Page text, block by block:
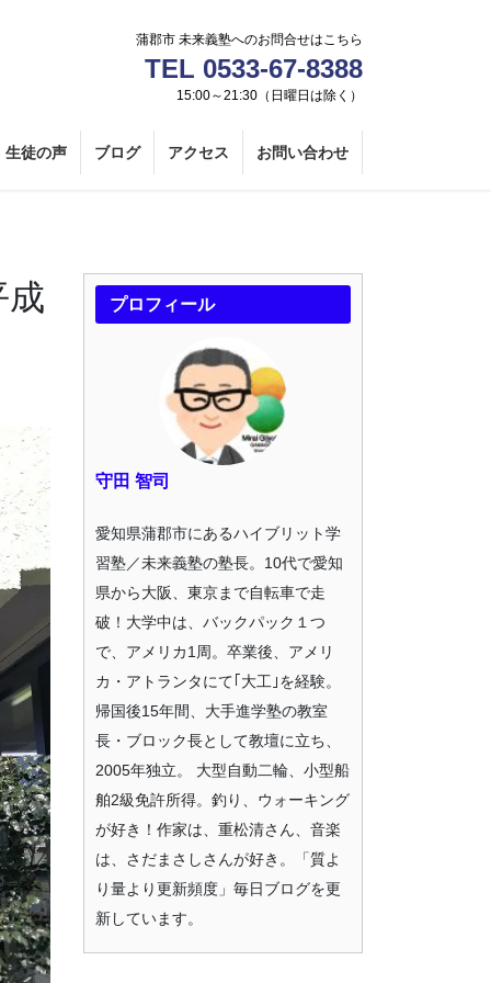
蒲郡市 未来義塾へのお問合せはこちら
TEL 0533-67-8388
15:00～21:30（日曜日は除く）
生徒の声 ブログ アクセス お問い合わせ
成 プロフィール
守田 智司
愛知県蒲郡市にあるハイブリット学
習塾／未来義塾の塾長。10代で愛知
県から大阪、東京まで自転車で走
破！大学中は、バックパック１つ
で、アメリカ1周。卒業後、アメリ
カ・アトランタにて｢大工｣を経験。
帰国後15年間、大手進学塾の教室
長・ブロック長として教壇に立ち、
2005年独立。 大型自動二輪、小型船
舶2級免許所得。釣り、ウォーキング
が好き！作家は、重松清さん、音楽
は、さだまさしさんが好き。「質よ
り量より更新頻度」毎日ブログを更
新しています。